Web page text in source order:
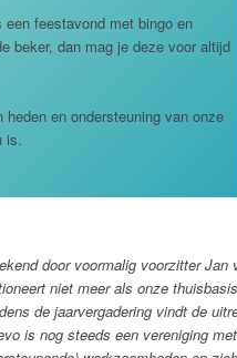
feestavond met bingo en
beker, dan mag je deze voor altijd
en ondersteuning van onze
is.
door voormalig voorzitter
niet meer als onze
de jaarvergadering vindt de
is nog steeds een vereniging